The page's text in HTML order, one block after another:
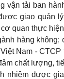
vận tải ban
giao quản
quan thực
hàng không;
Nam -
chất lượng,
nhiệm được